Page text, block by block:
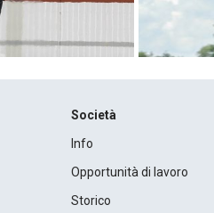
Società
Info
Opportunità di lavoro
Storico